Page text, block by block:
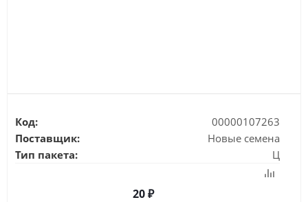
Код:
00000107263
Поставщик:
Новые семена
Тип пакета:
Ц
20